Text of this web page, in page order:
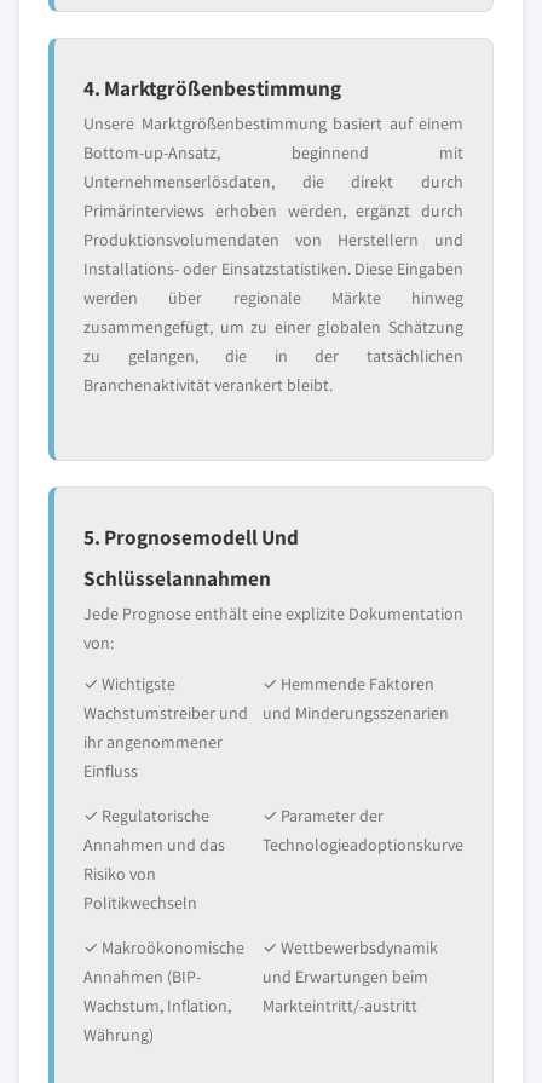
4. Marktgrößenbestimmung
Unsere Marktgrößenbestimmung basiert auf einem
Bottom-up-Ansatz, beginnend mit
Unternehmenserlösdaten, die direkt durch
Primärinterviews erhoben werden, ergänzt durch
Produktionsvolumendaten von Herstellern und
Installations- oder Einsatzstatistiken. Diese Eingaben
werden über regionale Märkte hinweg
zusammengefügt, um zu einer globalen Schätzung
zu gelangen, die in der tatsächlichen
Branchenaktivität verankert bleibt.
5. Prognosemodell Und
Schlüsselannahmen
Jede Prognose enthält eine explizite Dokumentation
von:
✓ Wichtigste
Wachstumstreiber und
ihr angenommener
Einfluss
✓ Hemmende Faktoren
und Minderungsszenarien
✓ Regulatorische
Annahmen und das
Risiko von
Politikwechseln
✓ Parameter der
Technologieadoptionskurve
✓ Makroökonomische
Annahmen (BIP-
Wachstum, Inflation,
Währung)
✓ Wettbewerbsdynamik
und Erwartungen beim
Markteintritt/-austritt